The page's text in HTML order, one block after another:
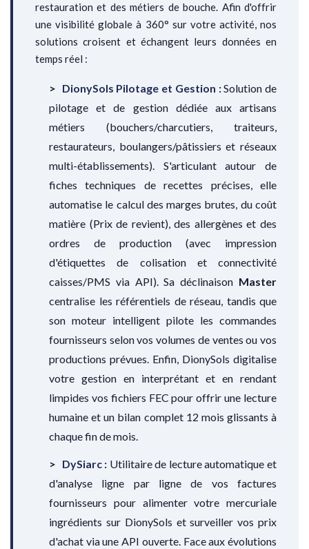
restauration et des métiers de bouche. Afin d'offrir
une visibilité globale à 360° sur votre activité, nos
solutions croisent et échangent leurs données en
temps réel :
DionySols Pilotage et Gestion :Solution de
pilotage et de gestion dédiée aux artisans
métiers (bouchers/charcutiers, traiteurs,
restaurateurs, boulangers/pâtissiers et réseaux
multi-établissements). S'articulant autour de
fiches techniques de recettes précises, elle
automatise le calcul des marges brutes, du coût
matière (Prix de revient), des allergènes et des
ordres de production (avec impression
d'étiquettes de colisation et connectivité
caisses/PMS via API). Sa déclinaison Master
centralise les référentiels de réseau, tandis que
son moteur intelligent pilote les commandes
fournisseurs selon vos volumes de ventes ou vos
productions prévues. Enfin, DionySols digitalise
votre gestion en interprétant et en rendant
limpides vos fichiers FEC pour offrir une lecture
humaine et un bilan complet 12 mois glissants à
chaque fin de mois.
DySiarc : Utilitaire de lecture automatique et
d'analyse ligne par ligne de vos factures
fournisseurs pour alimenter votre mercuriale
ingrédients sur DionySols et surveiller vos prix
d'achat via une API ouverte. Face aux évolutions